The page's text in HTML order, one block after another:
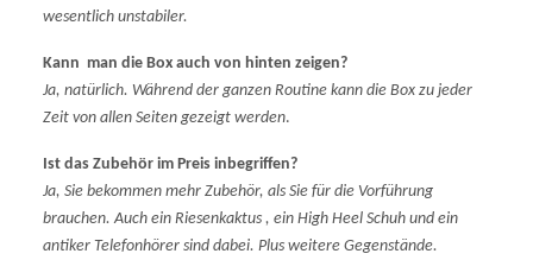
wesentlich unstabiler.
Kann man die Box auch von hinten zeigen?
Ja, natürlich. Während der ganzen Routine kann die Box zu jeder
Zeit von allen Seiten gezeigt werden.
st das Zubehör im Preis inbegriffen?
Ja, Sie bekommen mehr Zubehör, als Sie für die Vorführung
brauchen. Auch ein Riesenkaktus , ein High Heel Schuh und ein
antiker Telefonhörer sind dabei. Plus weitere Gegenstände.